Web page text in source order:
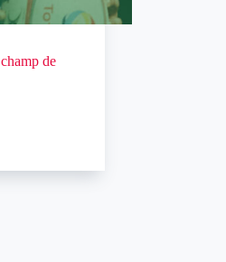
champ de